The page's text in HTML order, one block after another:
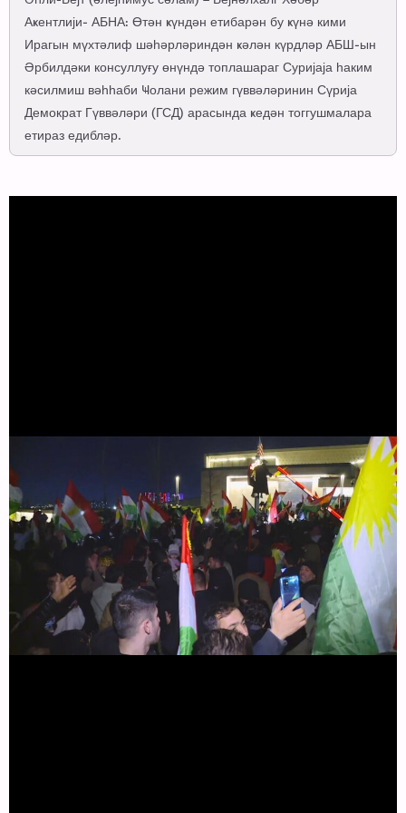
Аҝентлији- АБНА: Өтән ҝүндән етибарән бу ҝүнә кими
Ирагын мүхтәлиф шәһәрләриндән ҝәлән күрдләр АБШ-ын
Әрбилдәки консуллуғу өнүндә топлашараг Суријаја һаким
кәсилмиш вәһһаби Ҹолани режим гүввәләринин Сүрија
Демократ Гүввәләри (ГСД) арасында ҝедән тоггушмалара
етираз едибләр.